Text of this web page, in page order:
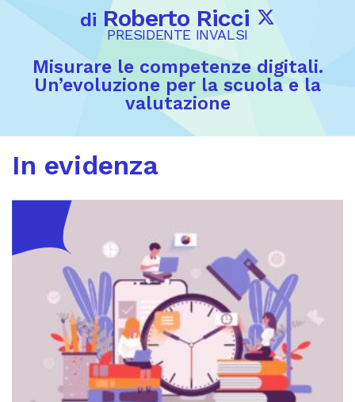
di Roberto Ricci
PRESIDENTE INVALSI
Misurare le competenze digitali.
Un’evoluzione per la scuola e la
valutazione
In evidenza